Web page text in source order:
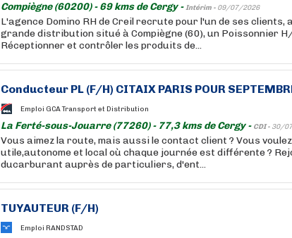
Compiègne (60200) - 69 kms de Cergy -Intérim - 09/07/2026
L'agence Domino RH de Creil recrute pour l'un de ses clients,
grande distribution situé à Compiègne (60), un Poissonnier
Réceptionner et contrôler les produits de...
Conducteur PL (F/H) CITAIX PARIS POUR
Emploi GCA Transport et Distribution
La Ferté-sous-Jouarre (77260) - 77,3 kms de Cergy - CDI - 30/
Vous aimez la route, mais aussi le contact client ? Vous
utile,autonome et local où chaque journée est différente ?
ducarburant auprès de particuliers, d'ent...
TUYAUTEUR (F/H)
Emploi RANDSTAD